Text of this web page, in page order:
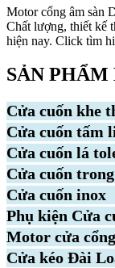
Motor cổng âm sàn
Chất lượng, thiết kế
hiện nay. Click tìm
SẢN
Cửa cuốn khe
Cửa cuốn tấm
Cửa cuốn lá
Cửa cuốn
Cửa cuốn inox
Phụ kiện Cửa
Motor cửa cổng
Cửa kéo Đài